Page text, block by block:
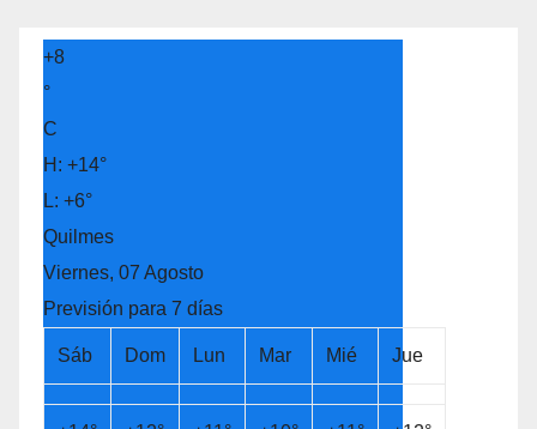
+8
°
C
H: +14°
L: +6°
Quilmes
Viernes, 07 Agosto
Previsión para 7 días
Sáb Dom Lun Mar Mié Jue